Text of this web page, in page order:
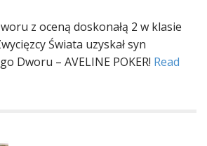
z oceną doskonałą 2 w klasie
Świata uzyskał syn
Dworu – AVELINE POKER! Read